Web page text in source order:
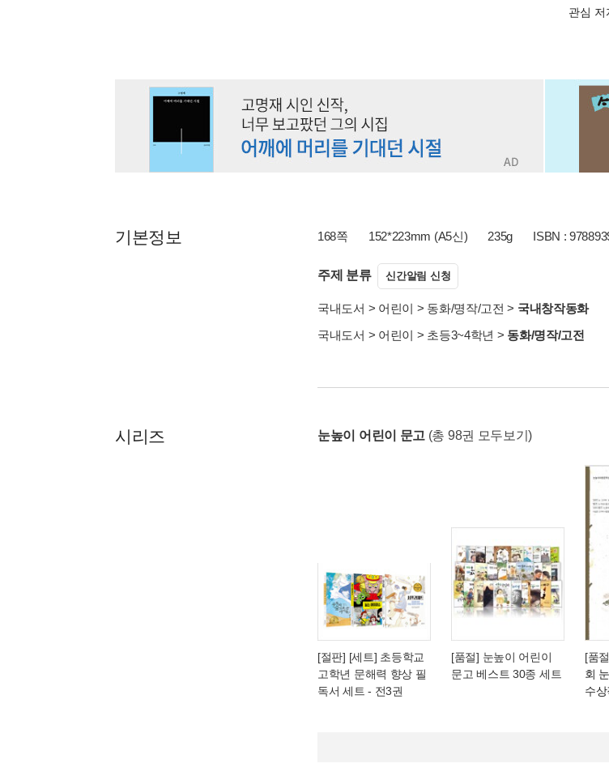
관심 저
기본정보 168쪽 152*223mm (A5신) 235g ISBN :
주제 분류 신간알림 신청
국내도서 > 어린이 > 동화/명작/고전 > 국내창작동화
국내도서 > 어린이 > 초등3~4학년 > 동화/명작/고전
시리즈 눈높이 어린이 문고 (총 98권 모두보기)
[절판] [세트] 초등학교
고학년 문해력 향상 필
독서 세트 - 전3권
[품절] 눈높이 어린이
문고 베스트 30종 세트
[품
회
수